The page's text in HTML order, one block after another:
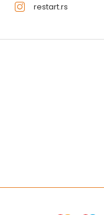
restart.rs